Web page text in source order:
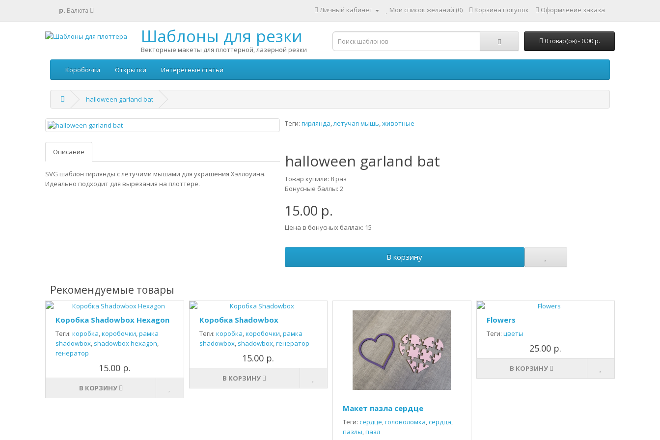
р. Валюта Личный кабинет Мои список желаний (0) Корзина покупок Оформление заказа
Шаблоны для резки
Векторные макеты для плоттерной, лазерной резки
0 товар(ов) - 0.00 р.
Коробочки Открытки Интересные статьи
halloween garland bat
Описание
SVG шаблон гирлянды с летучими мышами для украшения Хэллоуина.
Идеально подходит для вырезания на плоттере.
Теги: гирлянда,летучая мышь,животные
halloween garland bat
Товар купили: 8 раз
Бонусные баллы: 2
15.00 р.
Цена в бонусных баллах: 15
В корзину
Рекомендуемые товары
Коробка Shadowbox Hexagon
Теги: коробка,коробочки,рамка
shadowbox, shadowbox hexagon,
генератор
15.00 р.
В КОРЗИНУ
Коробка Shadowbox
Теги: коробка,коробочки,рамка
shadowbox, shadowbox,генератор
15.00 р.
В КОРЗИНУ
Макет пазла сердце
Теги: сердце,головоломка,сердца,
пазлы,пазл
Flowers
Теги: цветы
25.00 р.
В КОРЗИНУ